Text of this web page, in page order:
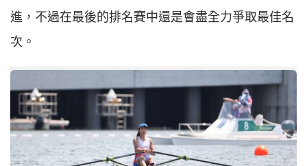
進，不過在最後的排名賽中還是會盡全力爭取最佳名
次。